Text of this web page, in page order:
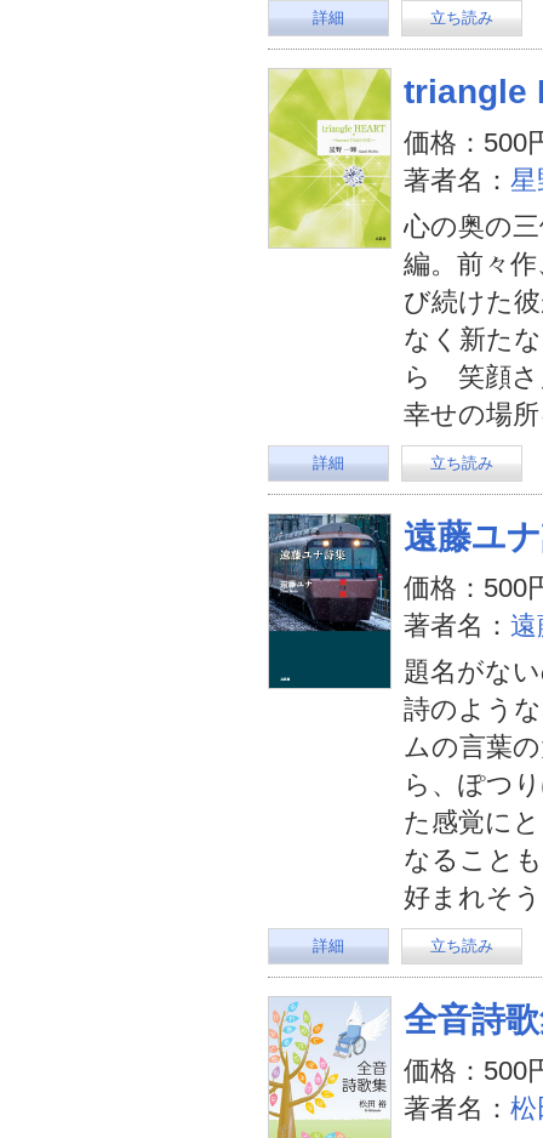
詳細 立ち読み
triangle
価格：500
著者名： 星
心の奥の
編。前々
び続けた
なく新た
ら 笑顔さ
幸せの場
詳細 立ち読み
遠藤ユ
価格：500
著者名：
題名がな
詩のよう
ムの言葉
ら、ぽつ
た感覚に
なること
好まれそ
詳細 立ち読み
全音詩
価格：500
著者名： 松